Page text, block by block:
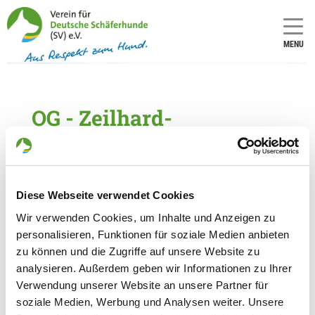
Diese Webseite verwendet Cookies
Wir verwenden Cookies, um Inhalte und Anzeigen zu
personalisieren, Funktionen für soziale Medien anbieten
zu können und die Zugriffe auf unsere Website zu
analysieren. Außerdem geben wir Informationen zu Ihrer
Verwendung unserer Website an unsere Partner für
soziale Medien, Werbung und Analysen weiter. Unsere
MENU
OG - Zeilhard-
Georgenhausen/Odw.
local group
(only for
applicants
Germany):
980
national
group (only
for
applicants
in
Germany):
8